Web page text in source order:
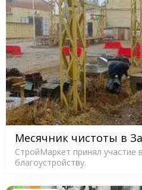
Месячник чистоты в
СтройМаркет принял участие
благоустройству.